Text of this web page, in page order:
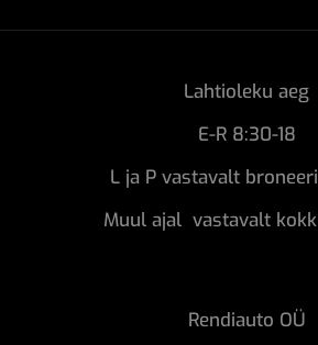
Lahtioleku aeg
E-R 8:30-18
L ja P vastavalt
Muul ajal vastavalt
Rendiauto OÜ